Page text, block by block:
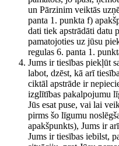
un Pārzinim veiktās
panta 1. punkta f)
dati tiek apstrādāti datu
pamatojoties uz jūsu
regulas 6. panta 1.
Jums ir tiesības piekļūt
labot, dzēst, kā arī
ciktāl apstrāde ir
izglītības pakalpojumu
Jūs esat puse, vai lai
pirms šo līgumu
apakšpunkts), Jums ir
Jums ir tiesības iebilst,